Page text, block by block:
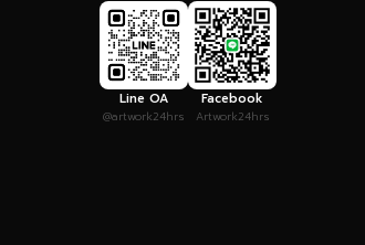
Line OA
@artwork24hrs
Facebook
Artwork24hrs